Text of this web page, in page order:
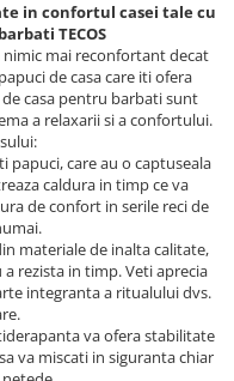
in confortul casei tale cu
TECOS
nimic mai reconfortant decat
de casa care iti ofera
casa pentru barbati sunt
a relaxarii si a confortului.
papuci, care au o captuseala
caldura in timp ce va
de confort in serile reci de
materiale de inalta calitate,
rezista in timp. Veti aprecia
integranta a ritualului dvs.
va ofera stabilitate
va miscati in siguranta chiar